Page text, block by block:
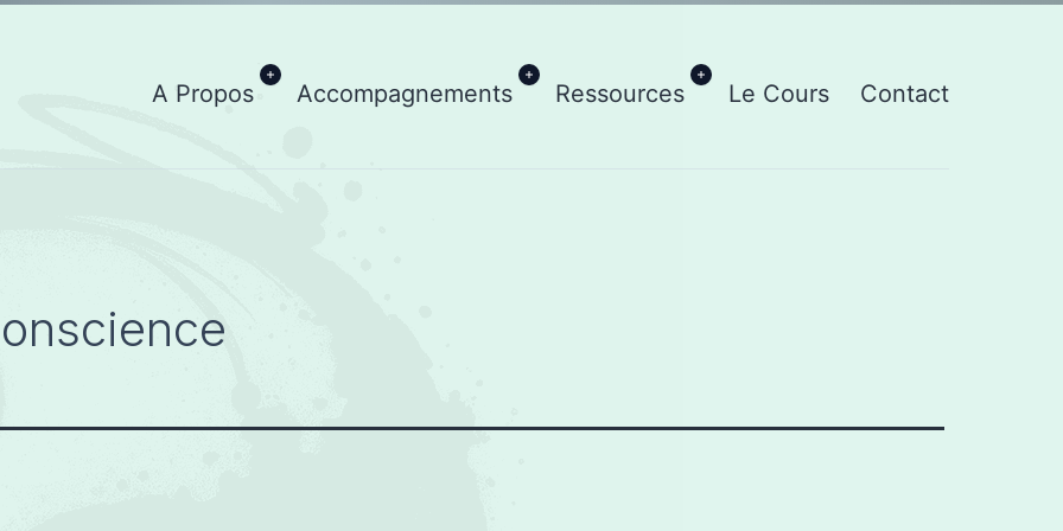
A Propos
OuvrirAccompagnements
OuvrirRessources
OuvrirLe Cours Contact